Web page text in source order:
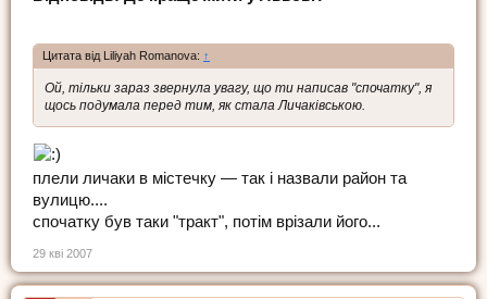
Цитата від Liliyah Romanova: ↑
Ой, тільки зараз звернула увагу, що ти написав "спочатку", я
щось подумала перед тим, як стала Личаківською.
плели личаки в містечку — так і назвали район та
вулицю....
спочатку був таки "тракт", потім врізали його...
29 кві 2007